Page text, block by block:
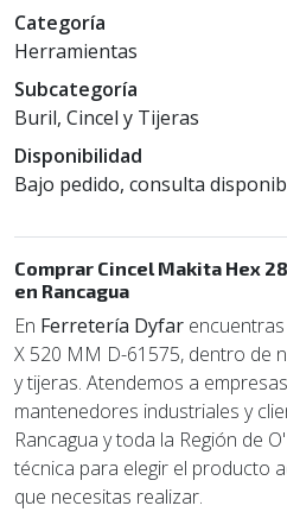
Categoría
Herramientas
Subcategoría
Buril, Cincel y Tijeras
Disponibilidad
Bajo pedido, consulta
Comprar Cincel Makita Hex
en Rancagua
En Ferretería Dyfar
X 520 MM D-61575, dentro de
y tijeras. Atendemos a
mantenedores industriales y
Rancagua y toda la Región de
técnica para elegir el producto
que necesitas realizar.